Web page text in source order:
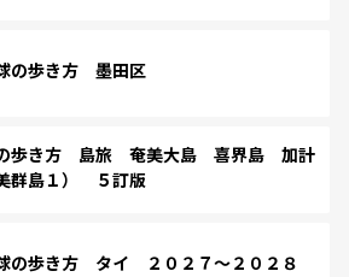
の歩き方 墨田区
歩き方 島旅 奄美大島 喜界島 加計
群島１） ５訂版
の歩き方 タイ ２０２７～２０２８